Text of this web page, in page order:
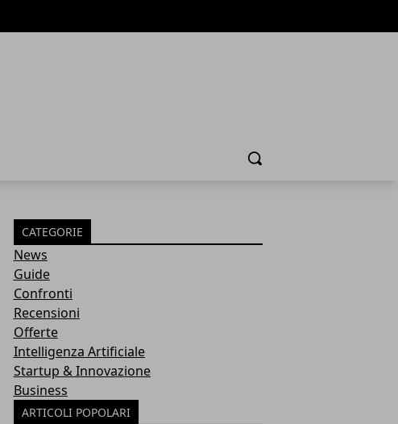
Cerca
CATEGORIE
News
Guide
Confronti
Recensioni
Offerte
Intelligenza Artificiale
Startup & Innovazione
Business
ARTICOLI POPOLARI